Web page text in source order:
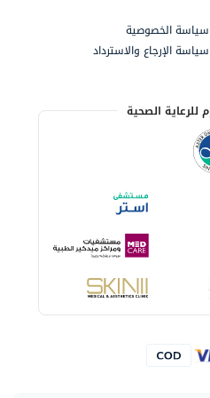
سياسة الخصوصية
سياسة الإرجاع والاسترداد
الصحية